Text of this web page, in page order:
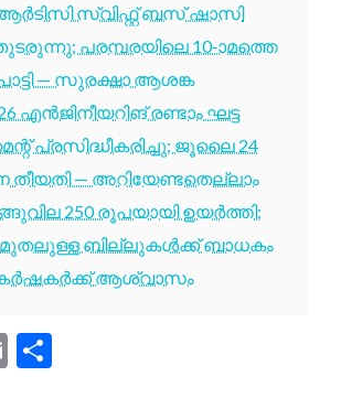
സ്വിഫ്റ്റ് ബസ് ഷാസി
പരമ്പരയിലെ 10-ാമത്തെ
— സുരക്ഷാ ആശങ്ക
എൻജിനീയറിങ് രണ്ടാം ഘട്ട
പ്രസിദ്ധീകരിച്ചു; ജൂലൈ 24
— അറിയേണ്ടതെല്ലാം
250 രൂപയായി ഉയർത്തി;
ബില്ലുകൾക്ക് ബാധകം
കർഷകർക്ക് ആശ്വാസം
Email